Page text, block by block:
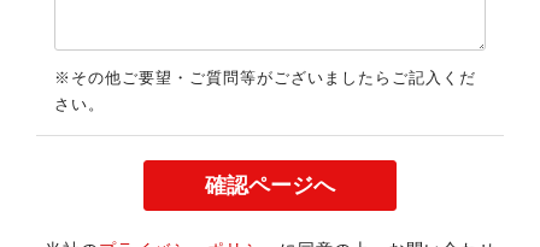
※その他ご要望・ご質問等がございましたらご記入くだ
さい。